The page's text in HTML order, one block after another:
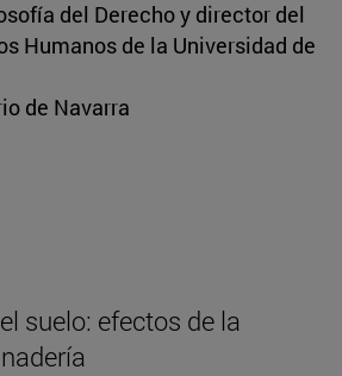
del Derecho y director del
Humanos de la Universidad de
de Navarra
suelo: efectos de la